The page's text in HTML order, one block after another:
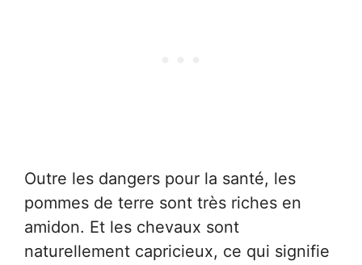
Outre les dangers pour la santé, les
pommes de terre sont très riches en
amidon. Et les chevaux sont
naturellement capricieux, ce qui signifie